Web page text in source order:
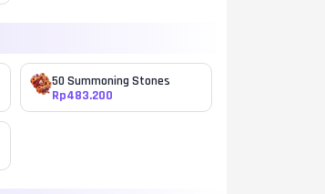
50 Summoning Stones
Rp483.200